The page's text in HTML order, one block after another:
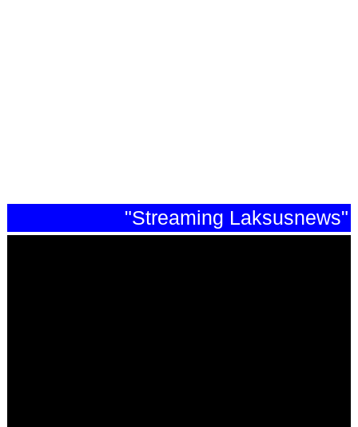
"Streaming Laksusnews"